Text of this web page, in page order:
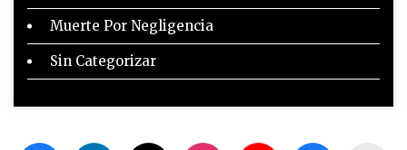
Muerte Por Negligencia
Sin Categorizar